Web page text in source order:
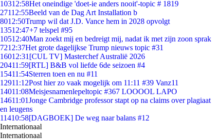
10312:58Het oneindige 'doet-ie anders nooit'-topic # 1819
27112:55Beeld van de Dag Art Installation b
8012:50Trump wil dat J.D. Vance hem in 2028 opvolgt
13512:47+7 telspel #95
10512:40Man zoekt mij en bedreigt mij, nadat ik met zijn zoon sprak
7212:37Het grote dagelijkse Trump nieuws topic #31
16012:31 [CUL TV] Masterchef Australië 2026
20411:59[RTL] B&B vol liefde 6de seizoen #4
15411:54Sterren toen en nu #11
12911:12Post hier zo vaak mogelijk om 11:11 #39 Vanz11
14011:08Meisjesnamenlepeltopic #367 LOOOOL LAPO
14611:01Jonge Cambridge professor stapt op na claims over plagiaat
en leugens
11410:58[DAGBOEK] De weg naar balans #12
Internationaal
Internationaal